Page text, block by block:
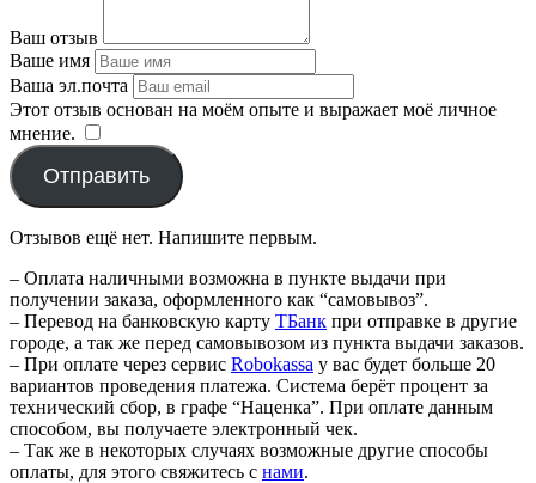
Ваш отзыв
Ваше имя
Ваша эл.почта
Этот отзыв основан на моём опыте и выражает моё личное
мнение.
Отправить
Отзывов ещё нет. Напишите первым.
– Оплата наличными возможна в пункте выдачи при
получении заказа, оформленного как “самовывоз”.
– Перевод на банковскую карту TБанк при отправке в другие
городе, а так же перед самовывозом из пункта выдачи заказов.
– При оплате через сервис Robokassa у вас будет больше 20
вариантов проведения платежа. Система берёт процент за
технический сбор, в графе “Наценка”. При оплате данным
способом, вы получаете электронный чек.
– Так же в некоторых случаях возможные другие способы
оплаты, для этого свяжитесь с нами.